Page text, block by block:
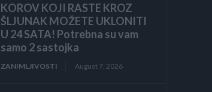
KOROV KOJI RASTE KROZ
ŠLJUNAK MOŽETE UKLONITI
U 24 SATA! Potrebna su vam
samo 2 sastojka
ZANIMLJIVOSTI August 7, 2026